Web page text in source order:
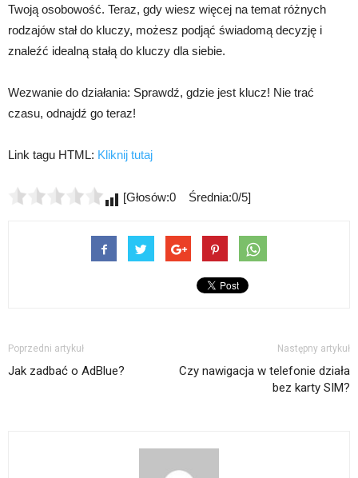
Twoją osobowość. Teraz, gdy wiesz więcej na temat różnych
rodzajów stał do kluczy, możesz podjąć świadomą decyzję i
znaleźć idealną stałą do kluczy dla siebie.
Wezwanie do działania: Sprawdź, gdzie jest klucz! Nie trać
czasu, odnajdź go teraz!
Link tagu HTML: Kliknij tutaj
[Głosów:0 Średnia:0/5]
Poprzedni artykuł
Jak zadbać o AdBlue?
Następny artykuł
Czy nawigacja w telefonie działa
bez karty SIM?